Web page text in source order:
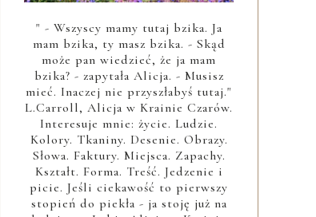
" - Wszyscy mamy tutaj bzika. Ja
mam bzika, ty masz bzika. - Skąd
może pan wiedzieć, że ja mam
bzika? - zapytała Alicja. - Musisz
mieć. Inaczej nie przyszłabyś tutaj."
L.Carroll, Alicja w Krainie Czarów.
Interesuje mnie: życie. Ludzie.
Kolory. Tkaniny. Desenie. Obrazy.
Słowa. Faktury. Miejsca. Zapachy.
Kształt. Forma. Treść. Jedzenie i
picie. Jeśli ciekawość to pierwszy
stopień do piekła - ja stoję już na